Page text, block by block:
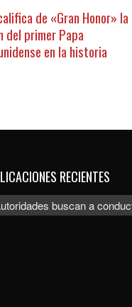
de «Gran Honor» la
del primer Papa
en la historia
RECIENTES